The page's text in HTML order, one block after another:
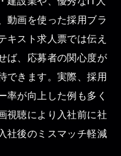
動画を使った採用ブラ
キスト求人票では伝え
ば、応募者の関心度が
できます。実際、採用
率が向上した例も多く
視聴により入社前に社
社後のミスマッチ軽減